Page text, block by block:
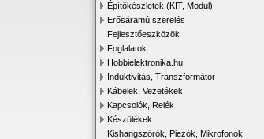
Építőkészletek (KIT, Modul)
Erősáramú szerelés
Fejlesztőeszközök
Foglalatok
Hobbielektronika.hu
Induktivitás, Transzformátor
Kábelek, Vezetékek
Kapcsolók, Relék
Készülékek
Kishangszórók, Piezók, Mikrofonok